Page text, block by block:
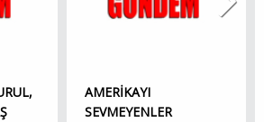
AMERİKAYI
SEVMEYENLER